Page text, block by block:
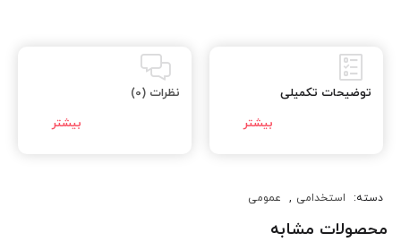
توضیحات تکمیلی نظرات (0)
دسته: استخدامی , عمومی
محصولات مشابه